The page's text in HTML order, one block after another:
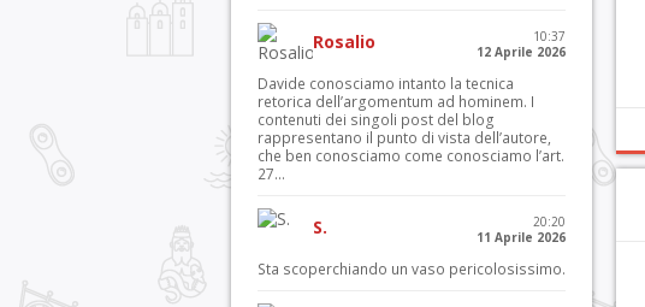
Rosalio
10:37
12 Aprile 2026
Davide conosciamo intanto la tecnica
retorica dell’argomentum ad hominem. I
contenuti dei singoli post del blog
rappresentano il punto di vista dell’autore,
che ben conosciamo come conosciamo l’art.
27...
S.
20:20
11 Aprile 2026
Sta scoperchiando un vaso pericolosissimo.